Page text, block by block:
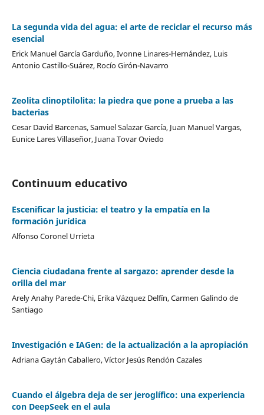
La segunda vida del agua: el arte de reciclar el recurso más
esencial
Erick Manuel García Garduño, Ivonne Linares-Hernández, Luis
Antonio Castillo-Suárez, Rocío Girón-Navarro
Zeolita clinoptilolita: la piedra que pone a prueba a las
bacterias
Cesar David Barcenas, Samuel Salazar García, Juan Manuel Vargas,
Eunice Lares Villaseñor, Juana Tovar Oviedo
Continuum educativo
Escenificar la justicia: el teatro y la empatía en la
formación jurídica
Alfonso Coronel Urrieta
Ciencia ciudadana frente al sargazo: aprender desde la
orilla del mar
Arely Anahy Parede-Chi, Erika Vázquez Delfín, Carmen Galindo de
Santiago
Investigación e IAGen: de la actualización a la apropiación
Adriana Gaytán Caballero, Víctor Jesús Rendón Cazales
Cuando el álgebra deja de ser jeroglífico: una experiencia
con DeepSeek en el aula